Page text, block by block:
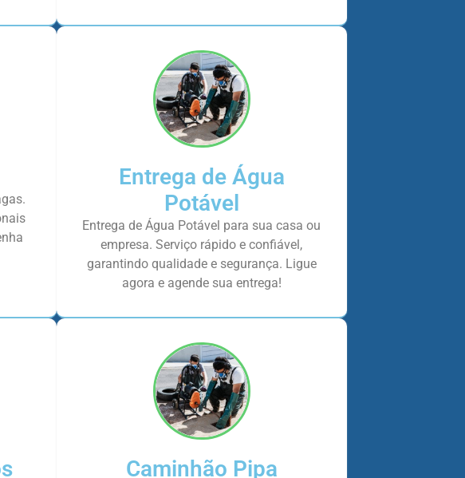
Entrega de Água
Potável
Entrega de Água Potável para sua casa ou
empresa. Serviço rápido e confiável,
garantindo qualidade e segurança. Ligue
agora e agende sua entrega!
Caminhão Pipa